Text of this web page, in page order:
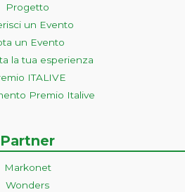
Progetto
un Evento
un Evento
la tua esperienza
ITALIVE
Premio Italive
Partner
Markonet
Wonders